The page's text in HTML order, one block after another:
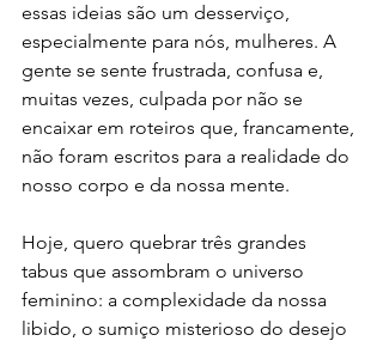
essas ideias são um desserviço,
especialmente para nós, mulheres. A
gente se sente frustrada, confusa e,
muitas vezes, culpada por não se
encaixar em roteiros que, francamente,
não foram escritos para a realidade do
nosso corpo e da nossa mente.
Hoje, quero quebrar três grandes
tabus que assombram o universo
feminino: a complexidade da nossa
libido, o sumiço misterioso do desejo